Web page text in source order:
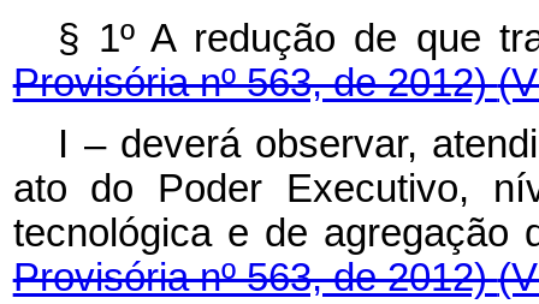
§ 1º A redução de que
Provisória nº 563, de 2012)
I – deverá observar,
ato do Poder Executivo,
tecnológica e de agregação
Provisória nº 563, de 2012)